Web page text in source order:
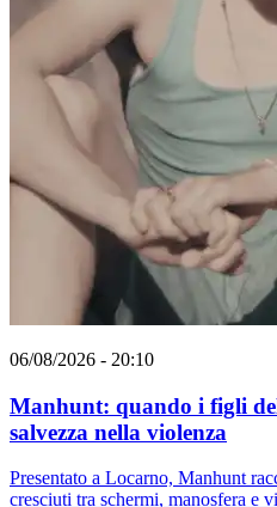
06/08/2026 - 20:10
Manhunt: quando i figli
salvezza nella violenza
Presentato a Locarno, Manhunt
cresciuti tra schermi, manosfera e